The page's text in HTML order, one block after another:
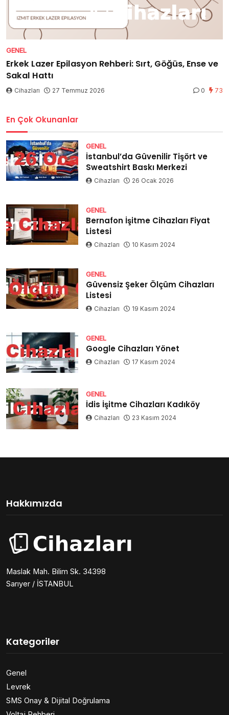
GENEL
Erkek Lazer Epilasyon Rehberi: Sırt, Göğüs, Ense ve
Sakal Hattı
Cihazları 27 Temmuz 2026 0 73
En Çok Okunanlar
GENEL
İstanbul’da Güvenilir Tişört ve
Sweatshirt Baskı Merkezi
Cihazları 26 Ocak 2026
GENEL
Bernafon İşitme Cihazları Fiyat
Listesi
Cihazları 10 Kasım 2024
GENEL
Güvensiz Şeker Ölçüm Cihazları
Listesi
Cihazları 19 Kasım 2024
GENEL
Google Cihazları Yönet
Cihazları 17 Kasım 2024
GENEL
İdis İşitme Cihazları Kadıköy
Cihazları 23 Kasım 2024
Hakkımızda
Maslak Mah. Bilim Sk. 34398
Sarıyer / İSTANBUL
Kategoriler
Genel
Levrek
SMS Onay & Dijital Doğrulama